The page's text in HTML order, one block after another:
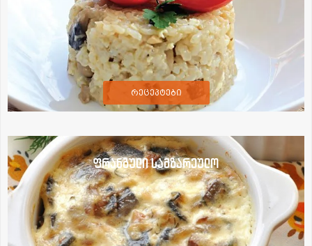
რეცეპტები
ფრანგული სამზარეულო